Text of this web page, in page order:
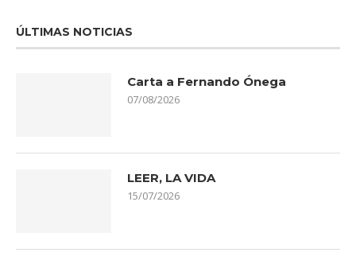
ÚLTIMAS NOTICIAS
Carta a Fernando Ónega
07/08/2026
LEER, LA VIDA
15/07/2026